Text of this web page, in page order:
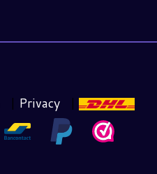
| Privacy |